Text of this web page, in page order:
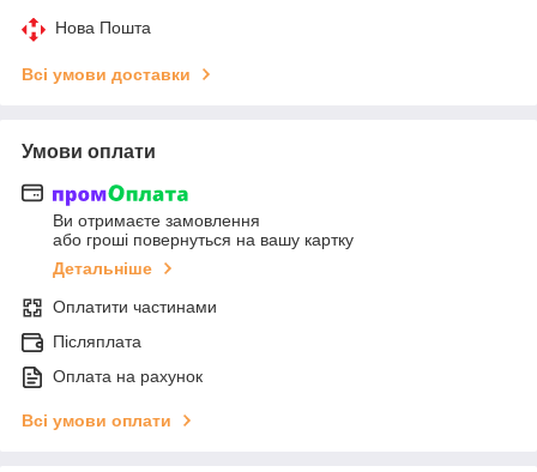
Нова Пошта
Всі умови доставки
Умови оплати
Ви отримаєте замовлення
або гроші повернуться на вашу картку
Детальніше
Оплатити частинами
Післяплата
Оплата на рахунок
Всі умови оплати